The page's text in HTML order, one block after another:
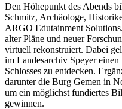
Den Höhepunkt des Abends
Schmitz, Archäologe,
ARGO Edutainment
alter Pläne und neuer
virtuell rekonstruiert. Dabei
im Landesarchiv Speyer
Schlosses zu entdecken.
darunter die Burg Gemen in
um ein möglichst fundiertes
gewinnen.